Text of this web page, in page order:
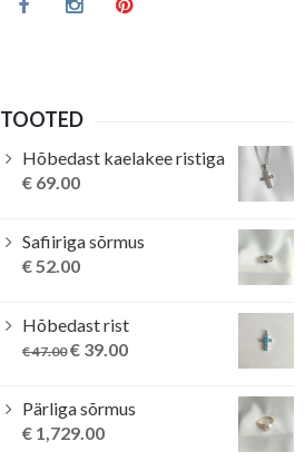
TOOTED
Hõbedast kaelakee ristiga
€ 69.00
Safiiriga sõrmus
€52.00
Hõbedast rist
€47.00 Original
€ 47.00.
€ 39.00Current
€ 39.00.
Pärliga sõrmus
€ 1,729.00